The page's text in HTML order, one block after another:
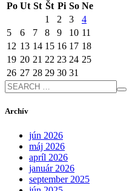
Po Ut St Št Pi So Ne
1
2 3
4
5
6 7 8 9 10 11
12 13 14 15 16 17 18
19 20 21 22 23 24 25
26 27 28 29 30 31
Archív
jún 2026
máj 2026
apríl 2026
január 2026
september 2025